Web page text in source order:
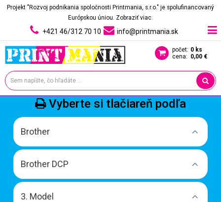
Projekt "Rozvoj podnikania spoločnosti Printmania, s.r.o." je spolufinancovaný
Európskou úniou. Zobraziť viac.
+421 46/312 70 10 info@printmania.sk
počet: 0 ks
cena: 0,00 €
Vyberte si tlačiareň podľa
Brother
Brother DCP
3. Model